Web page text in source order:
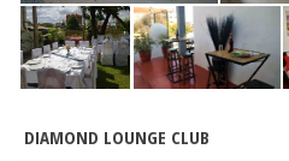
DIAMOND LOUNGE CLUB